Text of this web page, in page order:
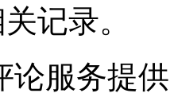
记录。
论服务提